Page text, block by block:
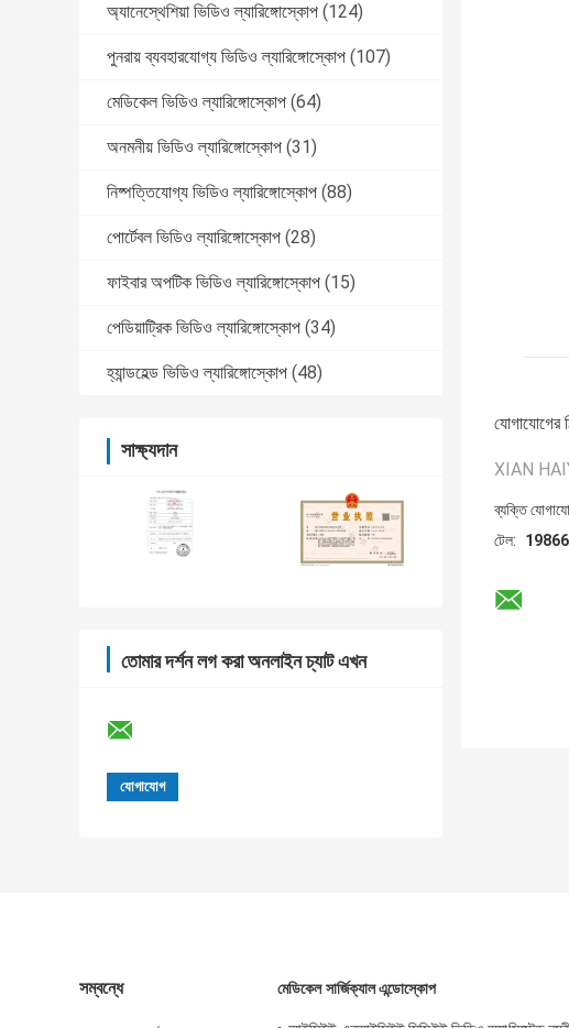
অ্যানেস্থেশিয়া ভিডিও ল্যারিঙ্গোস্কোপ (124)
পুনরায় ব্যবহারযোগ্য ভিডিও ল্যারিঙ্গোস্কোপ (107)
মেডিকেল ভিডিও ল্যারিঙ্গোস্কোপ (64)
অনমনীয় ভিডিও ল্যারিঙ্গোস্কোপ (31)
নিষ্পত্তিযোগ্য ভিডিও ল্যারিঙ্গোস্কোপ (88)
পোর্টেবল ভিডিও ল্যারিঙ্গোস্কোপ (28)
ফাইবার অপটিক ভিডিও ল্যারিঙ্গোস্কোপ (15)
পেডিয়াট্রিক ভিডিও ল্যারিঙ্গোস্কোপ (34)
হ্যান্ডহেল্ড ভিডিও ল্যারিঙ্গোস্কোপ (48)
সাক্ষ্যদান
তোমার দর্শন লগ করা অনলাইন চ্যাট এখন
যোগাযোগের
XIAN
ব্যক্তি
টেল:
সম্বন্ধে মেডিকেল সার্জিক্যাল এন্ডোস্কোপ